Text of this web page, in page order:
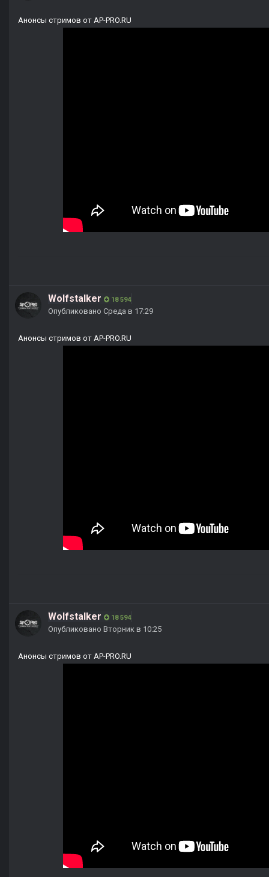
Анонсы стримов от AP-PRO.RU
Wolfstalker 18 594
Опубликовано Среда в 17:29
Анонсы стримов от AP-PRO.RU
Wolfstalker 18 594
Опубликовано Вторник в 10:25
Анонсы стримов от AP-PRO.RU